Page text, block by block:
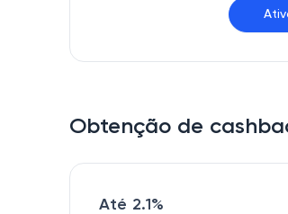
Obtenção de
Até 2.1%